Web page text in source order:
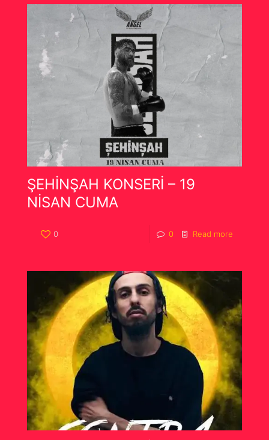
ŞEHİNŞAH KONSERİ – 19
NİSAN CUMA
0 0 Read more